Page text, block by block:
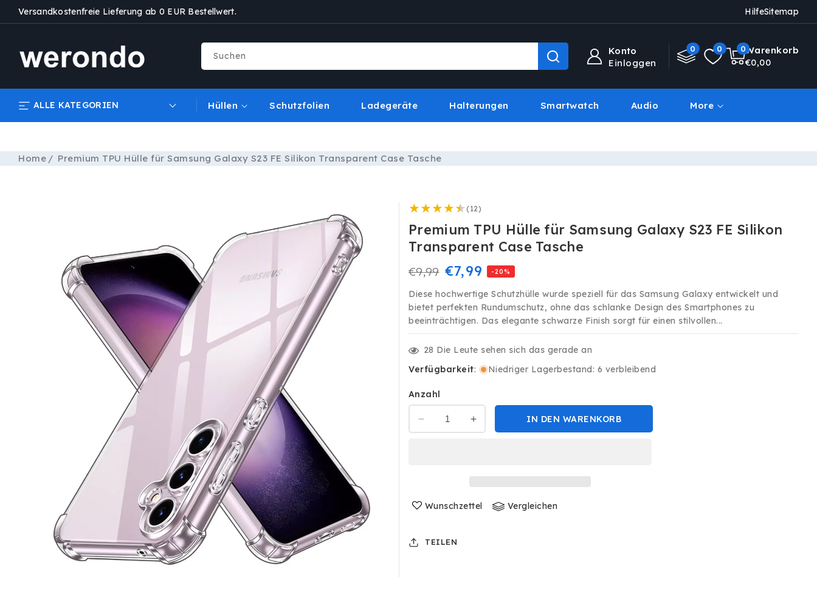
ZUM
INHALT
Versandkostenfreie Lieferung ab 0 EUR Bestellwert. HilfeSitemap
Suchen
Konto
Einloggen
0 0
Warenkorb
€0,00
0
Artikel
ALLE KATEGORIEN Hüllen Schutzfolien Ladegeräte Halterungen Smartwatch Audio More
Home
Premium TPU Hülle für Samsung Galaxy S23 FE Silikon Transparent Case Tasche
(12)
insgesamt
Premium TPU Hülle für Samsung Galaxy S23 FE Silikon
Transparent Case Tasche
Normaler
Preis
€9,99 Verkaufspreis
€7,99 -20%
Diese hochwertige Schutzhülle wurde speziell für das Samsung Galaxy entwickelt und
bietet perfekten Rundumschutz, ohne das schlanke Design des Smartphones zu
beeinträchtigen. Das elegante schwarze Finish sorgt für einen stilvollen...
28 Die Leute sehen sich das gerade an
Verfügbarkeit: Niedriger Lagerbestand: 6 verbleibend
Anzahl
Verringere
die
Hülle
Galaxy
Erhöhe
die
Premium
TPU
Hülle
IN DEN WARENKORB
Wunschzettel Vergleichen
TEILEN